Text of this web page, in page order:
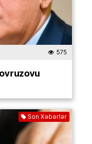
575
Son Xəbərlər